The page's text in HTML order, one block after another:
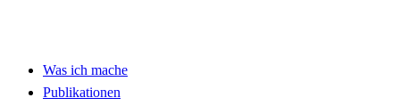
Was ich mache
Publikationen